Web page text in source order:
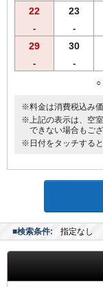
22
-
23
-
29
-
30
-
※料金は消費税込み価
※上記の表示は、空
できない場合もござ
※日付をタッチする
■検索条件: 指定なし